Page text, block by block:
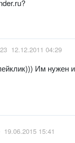
23 12.12.2011 04:29
Им нужен
19.06.2015 15:41